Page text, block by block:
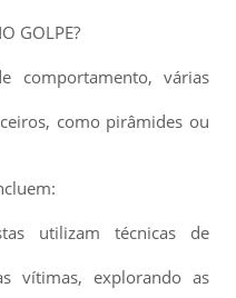
GOLPE?
comportamento, várias
como pirâmides ou
utilizam técnicas de
vítimas, explorando as